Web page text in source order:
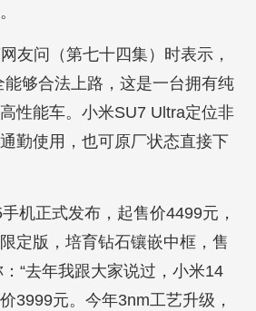
友问（第七十四集）时表示，
够合法上路，这是一台拥有纯
性能车。小米SU7 Ultra定位非
勤使用，也可原厂状态直接下
机正式发布，起售价4499元，
定版，培育钻石镶嵌中框，售
“去年我跟大家说过，小米14
3999元。今年3nm工艺升级，